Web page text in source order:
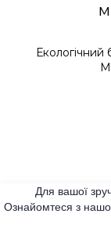
Екологічний
Для вашої
Ознайомтеся з